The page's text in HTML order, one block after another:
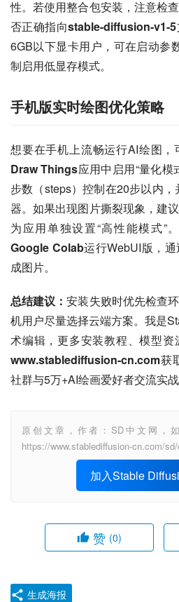
性。若使用整合包安装，注意检
否正确指向stable-diffusion-v1-5
6GB以下显卡用户，可在启动参
制启用低显存模式。
手机版实时绘图优化策略
想要在手机上流畅运行AI绘图
Draw Things应用中启用“量化
步数（steps）控制在20步以内，
器。如果出现图片撕裂现象，建
为应用单独设置“高性能模式”
Google Colab运行WebUI版，
成图片。
总结建议：安装失败时优先检查
机用户尽量选择云端方案。我是
术编辑，更多安装教程、模型
www.stablediffusion-cn.com获
社群与5万+AI绘画爱好者交流实战
原创文章，作者：SD中文网，
https://www.stablediffusion-cn.com/
加入Stable
赞 (0)
生成海报